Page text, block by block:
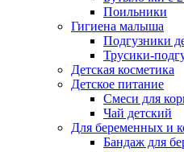
Поильники
Гигиена малыша
Подгузники
Трусики-
Детская косметика
Детское питание
Смеси для
Чай детский
Для беременных и
Бандаж для